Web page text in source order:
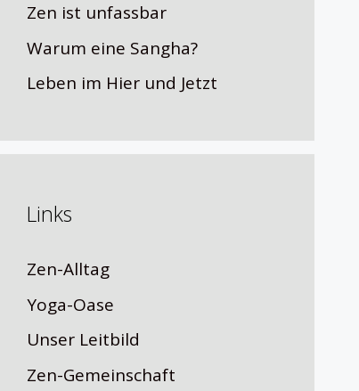
Zen ist unfassbar
Warum eine Sangha?
Leben im Hier und Jetzt
Links
Zen-Alltag
Yoga-Oase
Unser Leitbild
Zen-Gemeinschaft